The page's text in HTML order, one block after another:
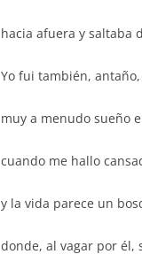
hacia afuera y saltaba
Yo fui también,
muy a menudo sueño
cuando me hallo
y la vida parece un
donde, al vagar por él,